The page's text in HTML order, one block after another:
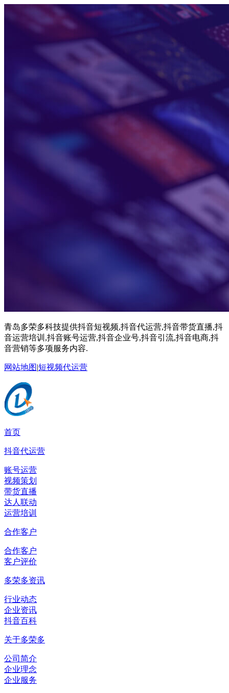
青岛多荣多科技提供抖音短视频,抖音代运营,抖音带货直播,抖
音运营培训,抖音账号运营,抖音企业号,抖音引流,抖音电商,抖
音营销等多项服务内容.
网站地图|短视频代运营
首页
抖音代运营
账号运营
视频策划
带货直播
达人联动
运营培训
合作客户
合作客户
客户评价
多荣多资讯
行业动态
企业资讯
抖音百科
关于多荣多
公司简介
企业理念
企业服务